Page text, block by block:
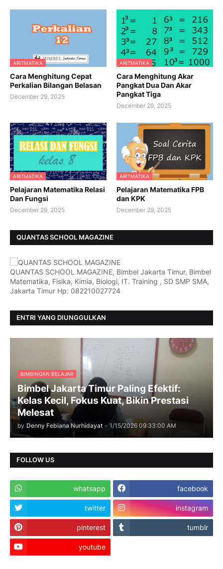
ARITMATIKA
Cara Menghitung Cepat
Perkalian Bilangan Belasan
December 29, 2025
ARITMATIKA
Cara Menghitung Akar
Pangkat Dua Dan Akar
Pangkat Tiga
December 29, 2025
ARITMATIKA
Pelajaran Matematika Relasi
Dan Fungsi
December 29, 2025
ARITMATIKA
Pelajaran Matematika FPB
dan KPK
December 29, 2025
QUANTAS SCHOOL MAGAZINE
QUANTAS SCHOOL MAGAZINE, Bimbel Jakarta Timur, Bimbel
Matematika, Fisika, Kimia, Biologi, IT. Training , SD SMP SMA,
Jakarta Timur Hp: 082210027724
ENTRI YANG DIUNGGULKAN
BIMBINGAN BELAJAR
Bimbel Jakarta Timur Paling Efektif:
Kelas Kecil, Fokus Kuat, Bikin Prestasi
Melesat
by Denny Febiana Nurhidayat - 1/15/2026 09:33:00 AM
FOLLOW US
whatsapp facebook
twitter instagram
pinterest tumblr
youtube